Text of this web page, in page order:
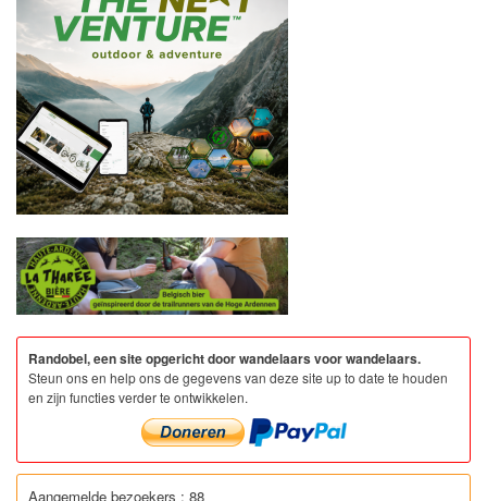
Randobel, een site opgericht door wandelaars voor wandelaars.
Steun ons en help ons de gegevens van deze site up to date te houden
en zijn functies verder te ontwikkelen.
Aangemelde bezoekers : 88